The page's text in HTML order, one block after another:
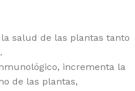
salud de las plantas tanto
incrementa la
de las plantas,